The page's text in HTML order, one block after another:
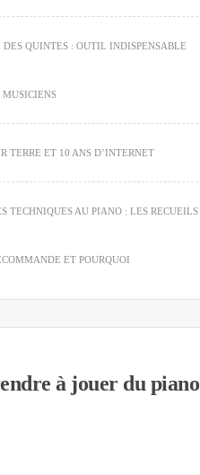
DES QUINTES : OUTIL INDISPENSABLE
MUSICIENS
TERRE ET 10 ANS D’INTERNET
TECHNIQUES AU PIANO : LES RECUEILS
ET POURQUOI
à jouer du piano